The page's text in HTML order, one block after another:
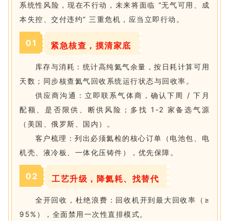
系统性风险，现在不行动，未来将面临 “无气可用、成
本失控、交付违约” 三重危机，应当立即行动。
01 紧急核查，摸清家底
库存与消耗：统计高纯氦气余量，按日耗计算可用
天数；同步核查氦气回收系统运行状态与回收率。
供应商沟通：立即联系气体商，确认下周 / 下月
配额、是否限供、断供风险；多找 1-2 家备选气源
（美国、俄罗斯、国内）。
客户梳理：列出必须氦检的核心订单（电池包、电
机壳、液冷板、一体化压铸件），优先保障。
0 2 工艺升级，降氦耗、找替代
全开回收，杜绝浪费： 回收机开到最大回收率（≥
95%），全面禁用一次性直排模式。